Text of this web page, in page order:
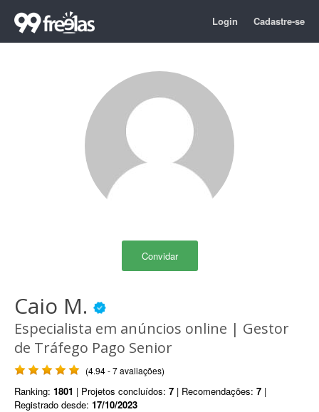
Login Cadastre-se
Convidar
Caio M.
Especialista em anúncios online | Gestor
de Tráfego Pago Senior
(4.94 - 7 avaliações)
Ranking: 1801 | Projetos concluídos: 7 | Recomendações: 7 |
Registrado desde: 17/10/2023